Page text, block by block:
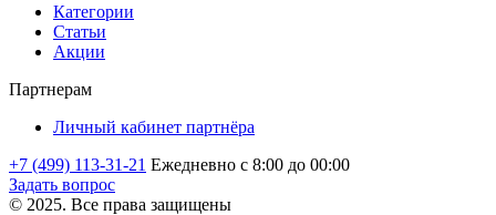
Категории
Статьи
Акции
Партнерам
Личный кабинет партнёра
+7 (499) 113-31-21 Ежедневно с 8:00 до 00:00
Задать вопрос
© 2025. Все права защищены